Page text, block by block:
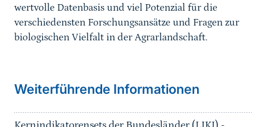
wertvolle Datenbasis und viel Potenzial für die
verschiedensten Forschungsansätze und Fragen zur
biologischen Vielfalt in der Agrarlandschaft.
Weiterführende Informationen